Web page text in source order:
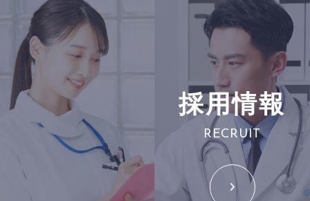
採用情報
RECRUIT